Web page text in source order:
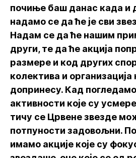
почиње баш данас када и
надамо се да ће је сви
Надам се да ће нашим
други, те да ће акција
размере и код других
колектива и организација
допринесу. Кад
активности које су
тичу се Црвене звезде
потпуности задовољни.
имамо акције које су